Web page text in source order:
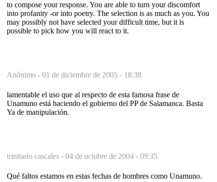
to compose your response. You are able to turn your discomfort
into profanity -or into poetry. The selection is as much as you. You
may possibly not have selected your difficult time, but it is
possible to pick how you will react to it.
Anónimo - 01 de diciembre de 2005 - 18:38
lamentable el uso que al respecto de esta famosa frase de
Unamuno está haciendo el gobierno del PP de Salamanca. Basta
Ya de manipulación.
trinitario cascales - 04 de octubre de 2004 - 09:35
Qué faltos estamos en estas fechas de hombres como Unamuno.